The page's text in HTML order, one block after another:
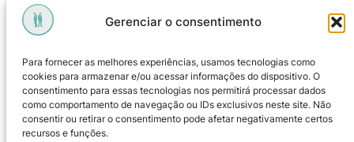
Gerenciar o consentimento
Para fornecer as melhores experiências, usamos tecnologias como
cookies para armazenar e/ou acessar informações do dispositivo. O
consentimento para essas tecnologias nos permitirá processar dados
como comportamento de navegação ou IDs exclusivos neste site. Não
consentir ou retirar o consentimento pode afetar negativamente certos
recursos e funções.
Política de Privacidade
Política de Troca e Devoluções
Política de Reembolso